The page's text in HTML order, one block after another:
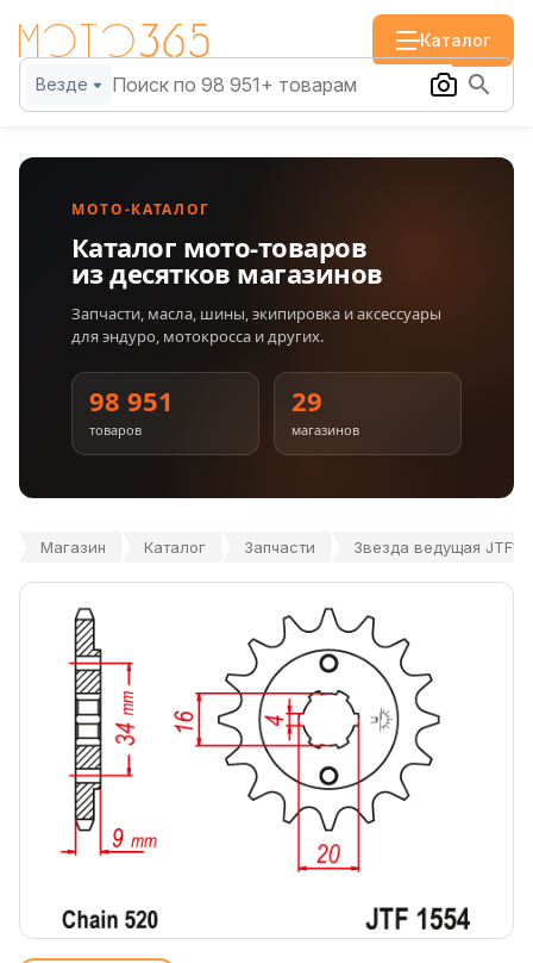
Каталог
Везде
МОТО-КАТАЛОГ
Каталог мото-товаров
из десятков магазинов
Запчасти, масла, шины, экипировка и аксессуары
для эндуро, мотокросса и других.
98 951
товаров
29
магазинов
Магазин Каталог Запчасти Звезда ведущая